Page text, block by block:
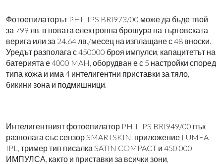
Фотоепилаторът PHILIPS BRI973/00 може да бъде твой
за 799 лв. в новата електронна брошура на търговската
верига или за 24.64 лв./месец на изплащане с 48 вноски.
Уредът разполага с 450000 броя импулси, капацитетът на
батерията е 4000 MAH, оборудван е с 5 настройки според
типа кожа и има 4 интелигентни приставки за тяло,
бикини зона и подмишници.
Интелигентният фотоепилатор PHILIPS BRI949/00 пък
разполага със сензор SMARTSKIN, приложение LUMEA
IPL, тример тип писалка SATIN COMPACT и 450 000
ИМПУЛСА, както и приставки за всички зони,